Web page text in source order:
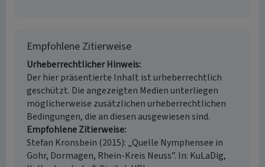
Empfohlene Zitierweise
Urheberrechtlicher Hinweis
Der hier präsentierte Inhalt ist urheberrechtlich
geschützt. Die angezeigten Medien unterliegen
möglicherweise zusätzlichen urheberrechtlichen
Bedingungen, die an diesen ausgewiesen sind.
Empfohlene Zitierweise
Stefan Kronsbein (2015): „Quelle Nymphensee in
Gohr, Dormagen, Rhein-Kreis Neuss”. In: KuLaDig,